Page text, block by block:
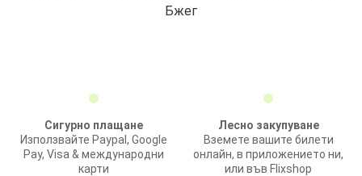
Бжег
Сигурно плащане
Използвайте Paypal, Google
Pay, Visa & международни
карти
Лесно закупуване
Вземете вашите билети
онлайн, в приложението ни,
или във Flixshop